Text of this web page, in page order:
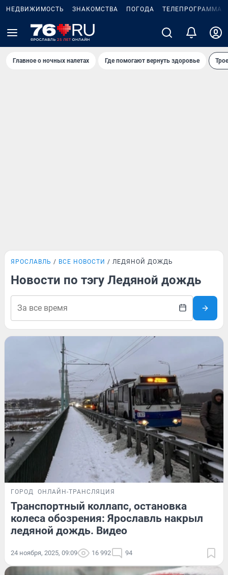
НЕДВИЖИМОСТЬ ЗНАКОМСТВА ПОГОДА ТЕЛЕПРОГРАММА
Главное о ночных налетах Где помогают вернуть здоровье
ЯРОСЛАВЛЬ ВСЕ НОВОСТИ ЛЕДЯНОЙ ДОЖДЬ
Новости по тэгу Ледяной дождь
ГОРОД ОНЛАЙН-ТРАНСЛЯЦИЯ
Транспортный коллапс, остановка
колеса обозрения: Ярославль накрыл
ледяной дождь. Видео
24 ноября, 2025, 09:09 16 992 94